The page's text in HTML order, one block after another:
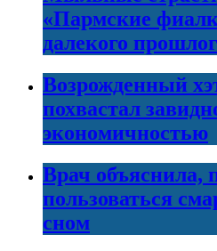
«Пармские
далекого
Возрожденный
похвастал
экономичностью
Врач объяснила,
пользоваться
сном